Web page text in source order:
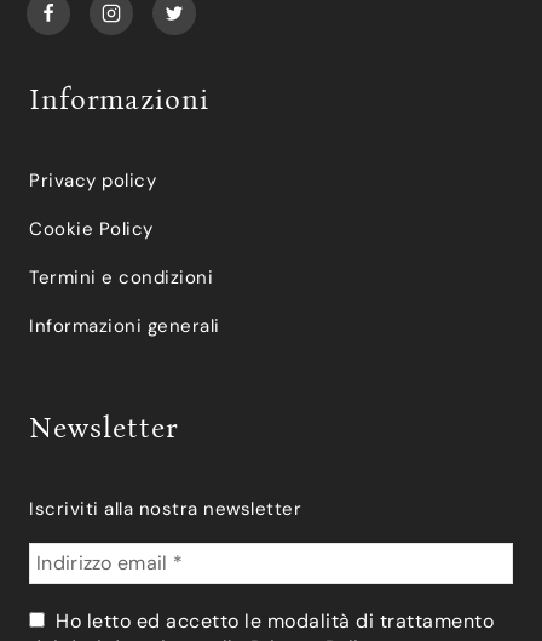
Informazioni
Privacy policy
Cookie Policy
Termini e condizioni
Informazioni generali
Newsletter
Iscriviti alla nostra newsletter
Ho letto ed accetto le modalità di trattamento